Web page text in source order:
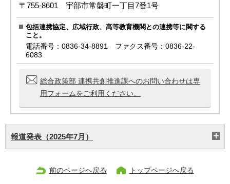
〒755-8601 宇部市常盤町一丁目7番1号
包括連携協定、広域行政、高等教育機関との連携等に関する
こと。
電話番号：0836-34-8891 ファクス番号：0836-22-
6083
総合政策部 連携共創推進課へのお問い合わせは専
用フォームをご利用ください。
報道発表（2025年7月）
前のページへ戻る トップページへ戻る